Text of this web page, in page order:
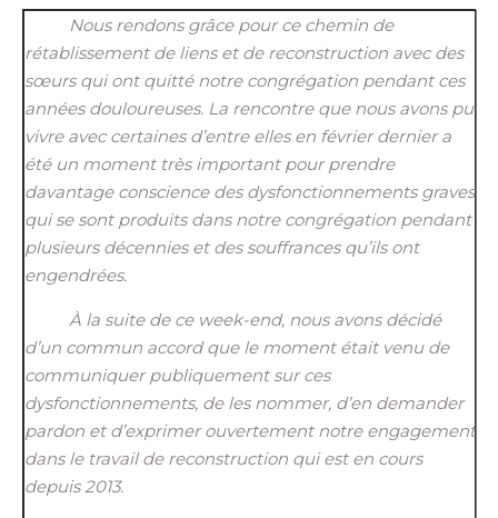
Nous rendons grâcepourcechemin de
rétablissement de liens et de reconstruction avecdes
sœurs qui ont quitté notre congrégation pendant ces
années douloureuses. La rencontreque nous avons pu
vivre avec certaines d’entre ellesen février dernier a
été un moment très important pour prendre
davantage conscience des dysfonctionnements graves
qui se sont produits dans notre congrégation pendant
plusieurs décennieset des souffrances qu’ils ont
engendrées.
À la suite de ce week-end, nous avons décidé
d’un commun accord que le moment était venu de
communiquer publiquement sur ces
dysfonctionnements, de les nommer, d’en demander
pardon et d’exprimer ouvertement notre engagement
dans le travail de reconstruction qui est en cours
depuis 2013.